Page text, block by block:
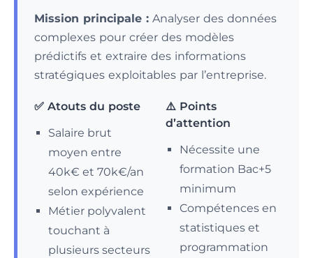
Mission principale : Analyser des données
complexes pour créer des modèles
prédictifs et extraire des informations
stratégiques exploitables par l’entreprise.
✅ Atouts du poste
Salaire brut
moyen entre
40k€ et 70k€/an
selon expérience
Métier polyvalent
touchant à
plusieurs secteurs
⚠️ Points
d’attention
Nécessite une
formation Bac+5
minimum
Compétences en
statistiques et
programmation